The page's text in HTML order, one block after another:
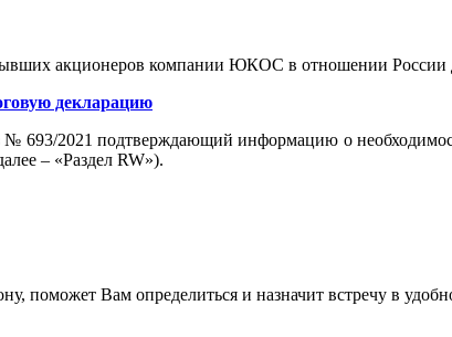
акционеров компании ЮКОС в отношении России
декларацию
№ 693/2021 подтверждающий информацию о
– «Раздел RW»).
поможет Вам определиться и назначит встречу в